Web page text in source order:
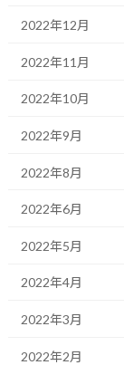
2022年12月
2022年11月
2022年10月
2022年9月
2022年8月
2022年6月
2022年5月
2022年4月
2022年3月
2022年2月